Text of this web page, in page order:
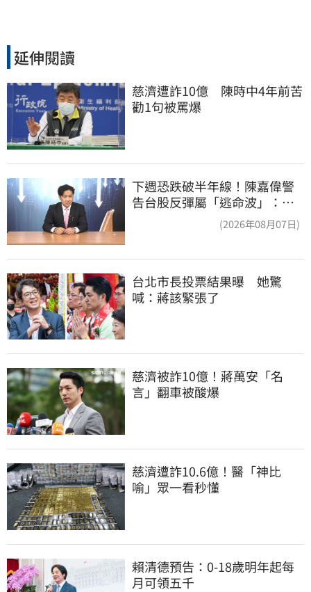
延伸閱讀
慈濟遭詐10億　陳時中4年前苦
勸1句被罵爆
下週恐跌破半年線！陳嘉偉警
告台股反彈屬「逃命波」：空
(2026年08月07日)
台北市長投票結果曝　她驚
喊：蔣該緊張了
慈濟被詐10億！蔣萬安「名
言」翻車被酸爆
慈濟遭詐10.6億！醫「神比
喻」眾一看秒懂
賴清德預告：0-18歲明年起每
月可領五千